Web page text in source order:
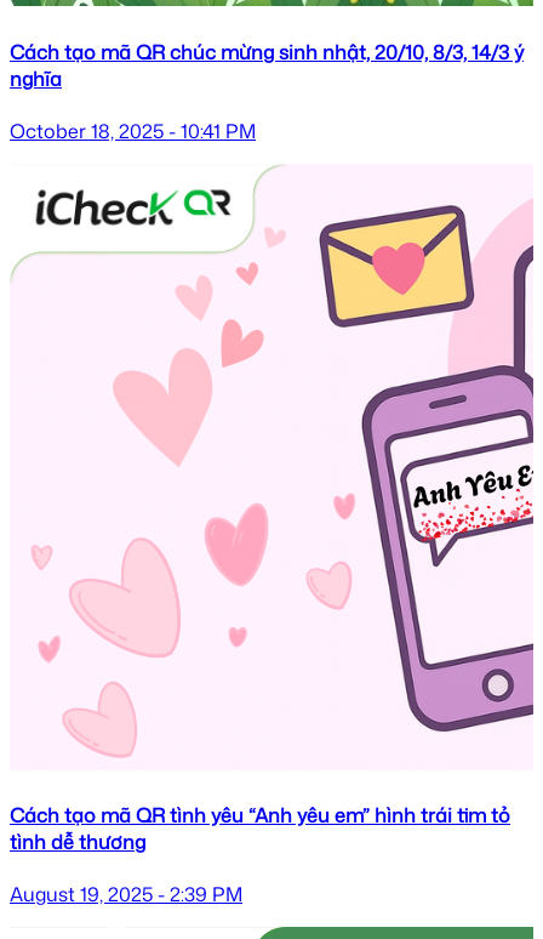
Cách tạo mã QR chúc mừng sinh nhật, 20/10, 8/3, 14/3 ý
nghĩa
October 18, 2025 - 10:41 PM
Cách tạo mã QR tình yêu “Anh yêu em” hình trái tim tỏ
tình dễ thương
August 19, 2025 - 2:39 PM